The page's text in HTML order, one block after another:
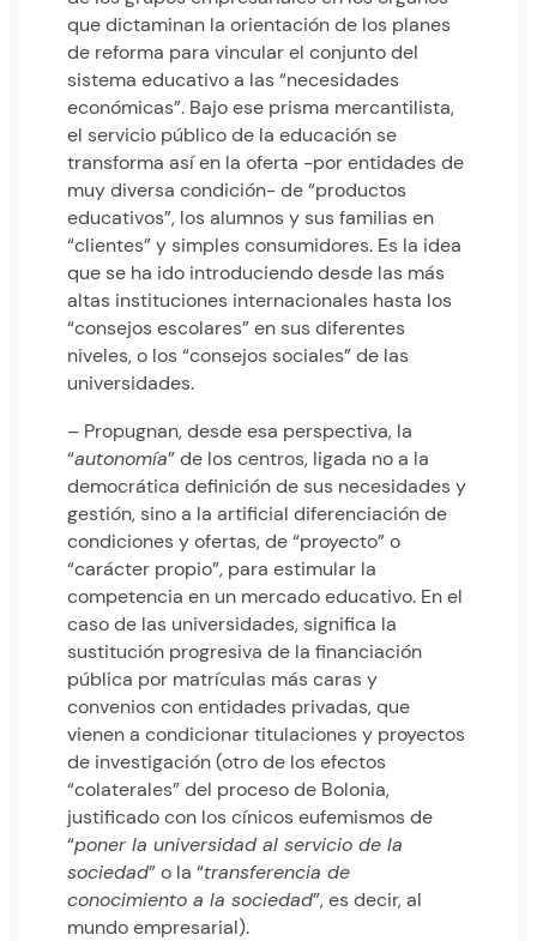
que dictaminan la orientación de los planes
de reforma para vincular el conjunto del
sistema educativo a las “necesidades
económicas”. Bajo ese prisma mercantilista,
el servicio público de la educación se
transforma así en la oferta -por entidades de
muy diversa condición- de “productos
educativos”, los alumnos y sus familias en
“clientes” y simples consumidores. Es la idea
que se ha ido introduciendo desde las más
altas instituciones internacionales hasta los
“consejos escolares” en sus diferentes
niveles, o los “consejos sociales” de las
universidades.
– Propugnan, desde esa perspectiva, la
“autonomía” de los centros, ligada no a la
democrática definición de sus necesidades y
gestión, sino a la artificial diferenciación de
condiciones y ofertas, de “proyecto” o
“carácter propio”, para estimular la
competencia en un mercado educativo. En el
caso de las universidades, significa la
sustitución progresiva de la financiación
pública por matrículas más caras y
convenios con entidades privadas, que
vienen a condicionar titulaciones y proyectos
de investigación (otro de los efectos
“colaterales” del proceso de Bolonia,
justificado con los cínicos eufemismos de
“poner la universidad al servicio de la
sociedad” o la “transferencia de
conocimiento a la sociedad”, es decir, al
mundo empresarial).